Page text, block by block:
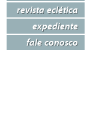
revista eclética
expediente
fale conosco